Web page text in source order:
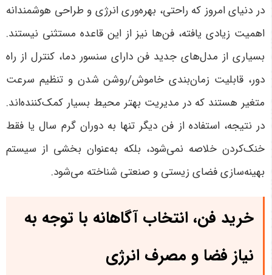
در دنیای امروز که راحتی، بهره‌وری انرژی و طراحی هوشمندانه
اهمیت زیادی یافته، فن‌ها نیز از این قاعده مستثنی نیستند.
بسیاری از مدل‌های جدید فن دارای سنسور دما، کنترل از راه
دور، قابلیت زمان‌بندی خاموش/روشن شدن و تنظیم سرعت
متغیر هستند که در مدیریت بهتر محیط بسیار کمک‌کننده‌اند.
در نتیجه، استفاده از فن دیگر تنها به دوران گرم سال یا فقط
خنک‌کردن خلاصه نمی‌شود، بلکه به‌عنوان بخشی از سیستم
بهینه‌سازی فضای زیستی و صنعتی شناخته می‌شود.
خرید فن، انتخاب آگاهانه با توجه به
نیاز فضا و مصرف انرژی